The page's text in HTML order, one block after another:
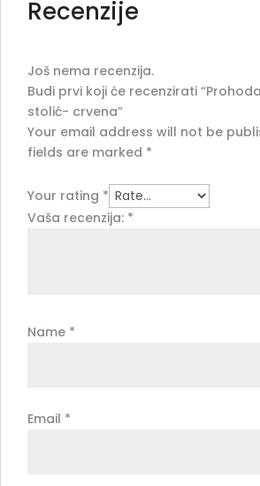
Recenzije
Još nema recenzija.
Budi prvi koji će recenzirati
stolić- crvena”
Your email address will not be
fields are marked *
Your rating *
Vaša recenzija: *
Name *
Email *